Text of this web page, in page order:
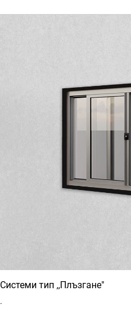
Системи тип ,,Плъзгане"
.